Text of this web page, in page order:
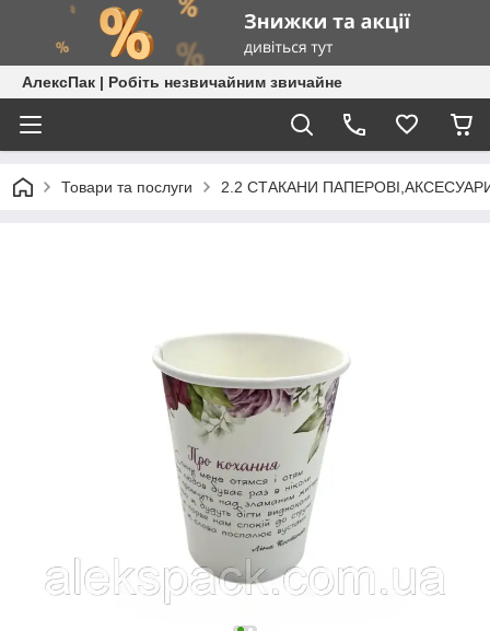
АлексПак | Робіть незвичайним звичайне
Товари та послуги 2.2 СТАКАНИ